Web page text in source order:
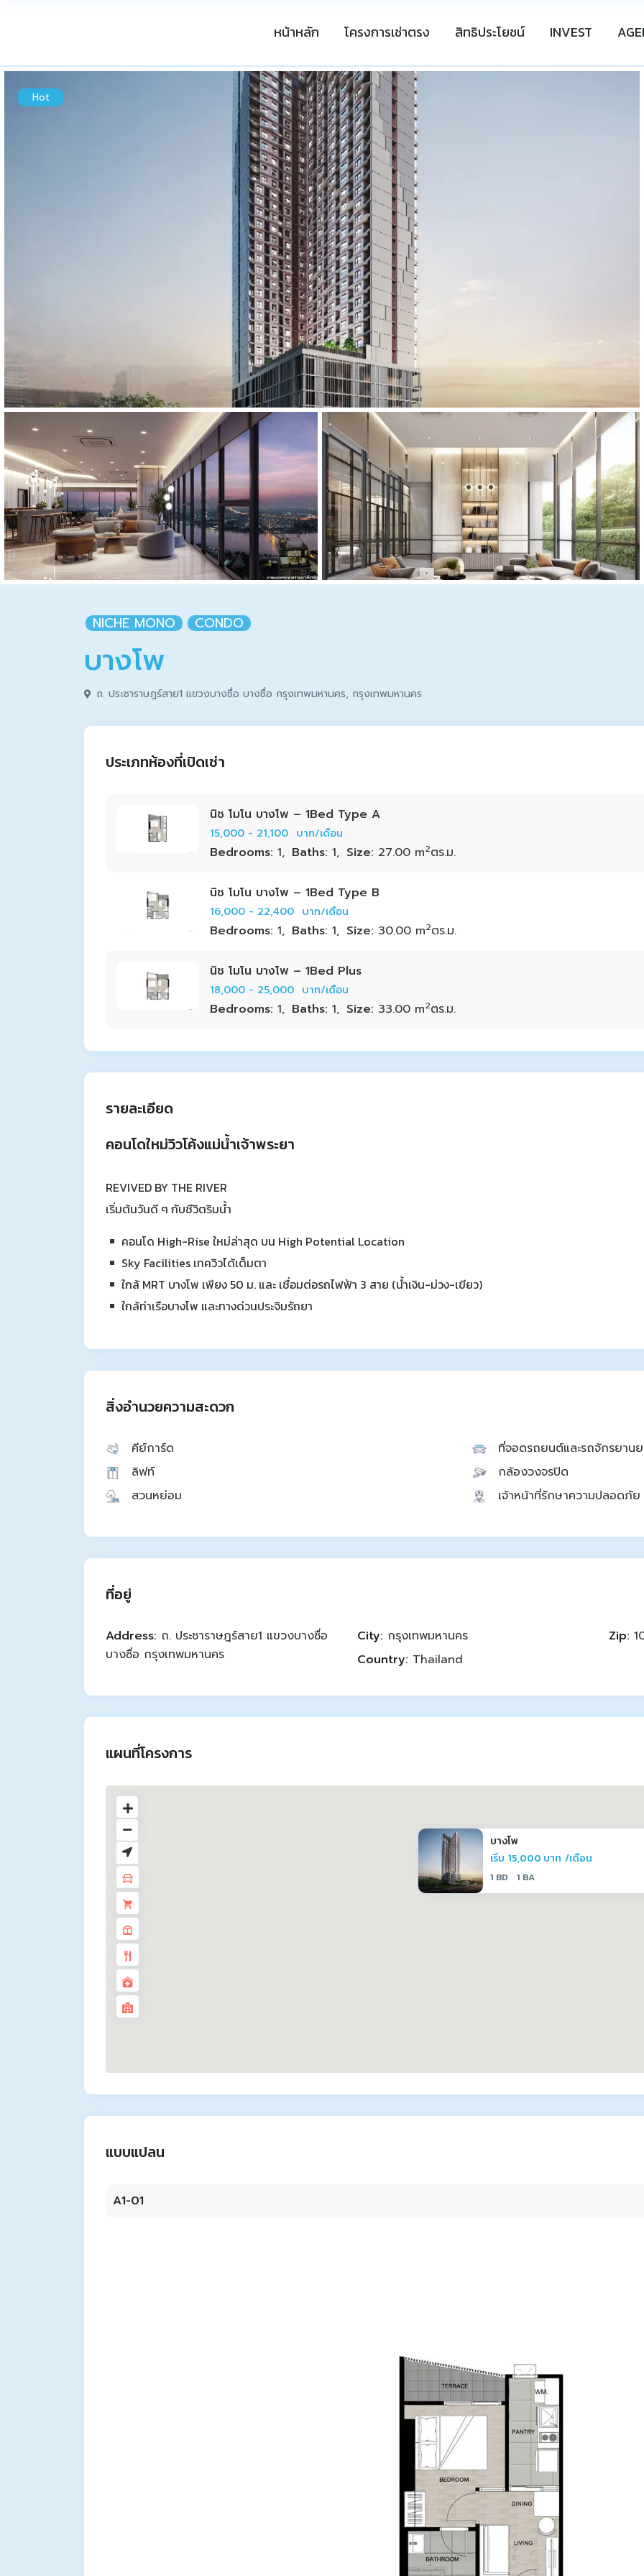
หน้าหลัก โครงการเช่าตรง สิทธิประโยชน์ INVEST
Hot
NICHE MONO CONDO
บางโพ
ถ. ประชาราษฎร์สาย1 แขวงบางซื่อ บางซื่อ กรุงเทพมหานคร, กรุงเทพมหานคร
ประเภทห้องที่เปิดเช่า
นิช โมโน บางโพ – 1Bed Type A
15,000 - 21,100 บาท/เดือน
Bedrooms:1, Baths:1, Size: 27.00 m2
นิช โมโน บางโพ – 1Bed Type B
16,000 - 22,400 บาท/เดือน
Bedrooms:1, Baths:1, Size: 30.00 m2
นิช โมโน บางโพ – 1Bed Plus
18,000 - 25,000 บาท/เดือน
Bedrooms:1, Baths:1, Size: 33.00 m2
รายละเอียด
คอนโดใหม่วิวโค้งแม่น้ำเจ้าพระยา
REVIVED BY THE RIVER
เริ่มต้นวันดี ๆ กับชีวิตริมน้ำ
คอนโด High-Rise ใหม่ล่าสุด บน High Potential Location
Sky Facilities เทควิวได้เต็มตา
ใกล้ MRT บางโพ เพียง 50 ม. และ เชื่อมต่อรถไฟฟ้า 3 สาย (น้ำเงิน-ม่วง-เขียว)
ใกล้ท่าเรือบางโพ และทางด่วนประจิมรัถยา
สิ่งอำนวยความสะดวก
คีย์การ์ด
ที่จอดรถยนต์และรถจักรยาน
ลิฟท์
กล้องวงจรปิด
สวนหย่อม
เจ้าหน้าที่รักษาความปลอดภั
ที่อยู่
Address: ถ. ประชาราษฎร์สาย1 แขวงบางซื่อ
บางซื่อ กรุงเทพมหานคร
City: กรุงเทพมหานคร Zip:
Country: Thailand
แผนที่โครงการ
บางโพ
เริ่ม 15,000 บาท /เดือน
1 BD 1 BA
แบบแปลน
A1-01